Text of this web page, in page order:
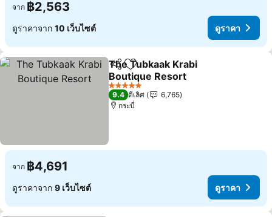
จาก ฿2,563
ดูราคาจาก 10 เว็บไซต์ ดูราคา
แชร์ เพิ่มในรายการโปรด
The Tubkaak Krabi
Boutique Resort
5 ดาว
9.4 ดีเลิศ
6,765
กระบี่
จาก ฿4,691
ดูราคาจาก 9 เว็บไซต์ ดูราคา